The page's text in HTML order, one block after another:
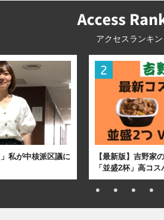
アクセスランキ
私が中核派区議に
【最新版】吉野家
「並盛2杯」高コ